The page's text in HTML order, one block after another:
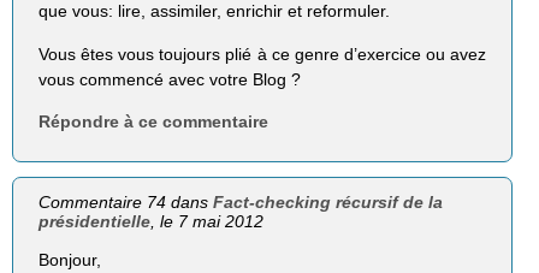
que vous: lire, assimiler, enrichir et reformuler.
Vous êtes vous toujours plié à ce genre d’exercice ou avez
vous commencé avec votre Blog ?
Répondre à ce commentaire
Commentaire 74 dansFact-checking récursif de la
présidentielle , le 7 mai 2012
Bonjour,